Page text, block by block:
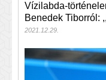
Vízilabda-
Benedek Tiborról:
2021.12.29.